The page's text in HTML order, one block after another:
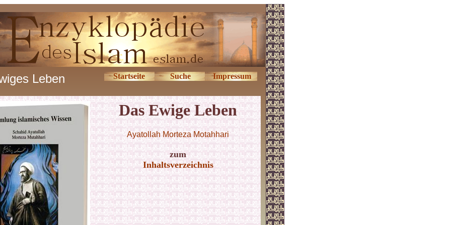
Leben Startseite Suche Impressum
Das Ewige Leben
Ayatollah Morteza Motahhari
zum
Inhaltsverzeichnis